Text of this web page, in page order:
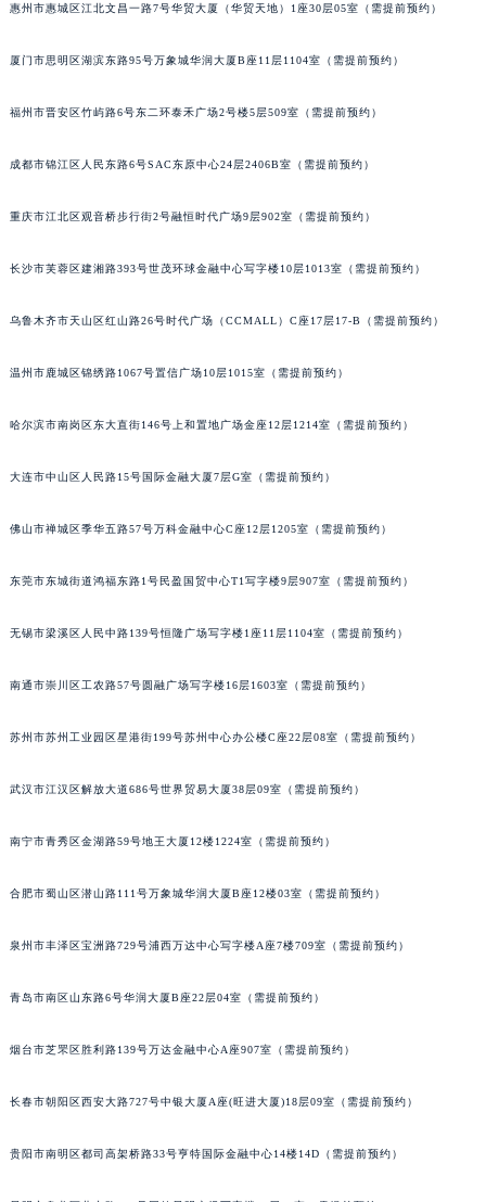
惠州市惠城区江北文昌一路7号华贸大厦（华贸天地）1座30层05室（需提前预约）
厦门市思明区湖滨东路95号万象城华润大厦B座11层1104室（需提前预约）
福州市晋安区竹屿路6号东二环泰禾广场2号楼5层509室（需提前预约）
成都市锦江区人民东路6号SAC东原中心24层2406B室（需提前预约）
重庆市江北区观音桥步行街2号融恒时代广场9层902室（需提前预约）
长沙市芙蓉区建湘路393号世茂环球金融中心写字楼10层1013室（需提前预约）
乌鲁木齐市天山区红山路26号时代广场（CCMALL）C座17层17-B（需提前预约）
温州市鹿城区锦绣路1067号置信广场10层1015室（需提前预约）
哈尔滨市南岗区东大直街146号上和置地广场金座12层1214室（需提前预约）
大连市中山区人民路15号国际金融大厦7层G室（需提前预约）
佛山市禅城区季华五路57号万科金融中心C座12层1205室（需提前预约）
东莞市东城街道鸿福东路1号民盈国贸中心T1写字楼9层907室（需提前预约）
无锡市梁溪区人民中路139号恒隆广场写字楼1座11层1104室（需提前预约）
南通市崇川区工农路57号圆融广场写字楼16层1603室（需提前预约）
苏州市苏州工业园区星港街199号苏州中心办公楼C座22层08室（需提前预约）
武汉市江汉区解放大道686号世界贸易大厦38层09室（需提前预约）
南宁市青秀区金湖路59号地王大厦12楼1224室（需提前预约）
合肥市蜀山区潜山路111号万象城华润大厦B座12楼03室（需提前预约）
泉州市丰泽区宝洲路729号浦西万达中心写字楼A座7楼709室（需提前预约）
青岛市南区山东路6号华润大厦B座22层04室（需提前预约）
烟台市芝罘区胜利路139号万达金融中心A座907室（需提前预约）
长春市朝阳区西安大路727号中银大厦A座(旺进大厦)18层09室（需提前预约）
贵阳市南明区都司高架桥路33号亨特国际金融中心14楼14D（需提前预约）